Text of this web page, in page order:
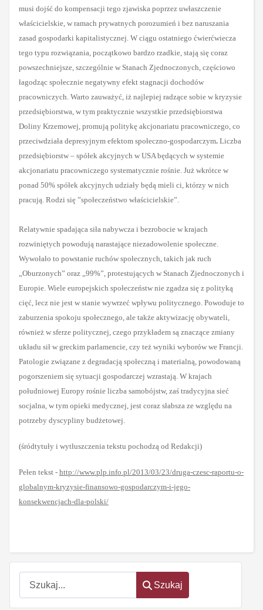
Szukaj
Szukaj
musi dojść do kompensacji tego zjawiska poprzez uwłaszczenie
właścicielskie, w ramach prywatnych porozumień i bez naruszania
zasad gospodarki kapitalistycznej. W ciągu ostatniego ćwierćwiecza
tego typu rozwiązania, początkowo bardzo rzadkie, stają się coraz
powszechniejsze, szczególnie w Stanach Zjednoczonych, częściowo
łagodząc społecznie negatywny efekt stagnacji dochodów
pracowniczych. Warto zauważyć, iż najlepiej radzące sobie w kryzysie
przedsiębiorstwa, w tym praktycznie wszystkie przedsiębiorstwa
Doliny Krzemowej, promują politykę akcjonariatu pracowniczego, co
przeciwdziała depresyjnym efektom społeczno-gospodarczym. Liczba
przedsiębiorstw – spółek akcyjnych w USA będących w systemie
akcjonariatu pracowniczego systematycznie rośnie. Już wkrótce w
ponad 50% spółek akcyjnych udziały będą mieli ci, którzy w nich
pracują. Rodzi się ”społeczeństwo właścicielskie”.
Relatywnie spadająca siła nabywcza i bezrobocie w krajach
rozwiniętych powodują narastające niezadowolenie społeczne.
Wywołało to powstanie ruchów społecznych, takich jak ruch
„Oburzonych” oraz „99%”, protestujących w Stanach Zjednoczonych i
Europie. Wiele europejskich społeczeństw nie zgadza się z polityką
cięć, lecz nie jest w stanie wywrzeć wpływu politycznego. Powoduje to
zaburzenia spokoju społecznego, ale także aktywizację obywateli,
również w sferze politycznej, czego przykładem są znaczące zmiany
układu sił w greckim parlamencie, czy też wyniki wyborów we Francji.
Patologie związane z degradacją społeczną i materialną, powodowaną
pogorszeniem się sytuacji gospodarczej wzrastają. W krajach
południowej Europy rośnie liczba samobójstw, zaś tradycyjna sieć
socjalna, w tym opieki medycznej, jest coraz słabsza ze względu na
potrzeby dyscypliny budżetowej.
(śródtytuły i wytłuszczenia tekstu pochodzą od Redakcji)
Pełen tekst - http://www.plp.info.pl/2013/03/23/druga-czesc-raportu-o-
globalnym-kryzysie-finansowo-gospodarczym-i-jego-
konsekwencjach-dla-polski/